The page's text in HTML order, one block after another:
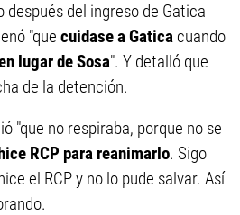
después del ingreso de Gatica
"que cuidase a Gatica cuando
lugar de Sosa". Y detalló que
de la detención.
"que no respiraba, porque no se
RCP para reanimarlo. Sigo
el RCP y no lo pude salvar. Así